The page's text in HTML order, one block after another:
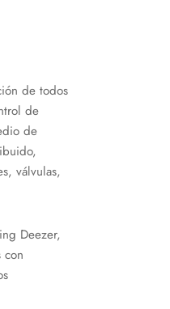
de todos
de
de
válvulas,
Deezer,
con